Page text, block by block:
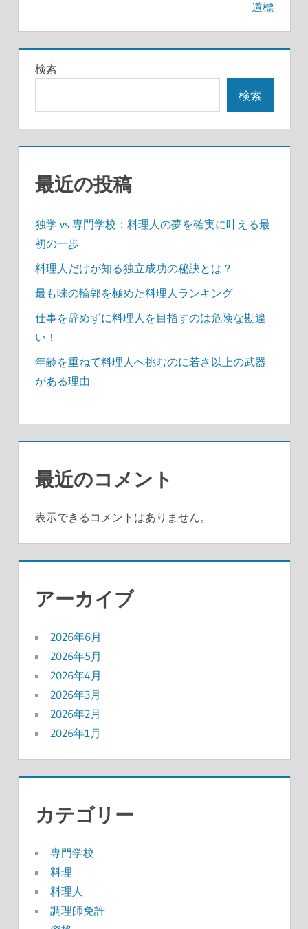
ゲ
ー
シ
ョ
ン
道標
検索
検索
最近の投稿
独学 vs 専門学校：料理人の夢を確実に叶える最
初の一歩
料理人だけが知る独立成功の秘訣とは？
最も味の輪郭を極めた料理人ランキング
仕事を辞めずに料理人を目指すのは危険な勘違
い！
年齢を重ねて料理人へ挑むのに若さ以上の武器
がある理由
最近のコメント
表示できるコメントはありません。
アーカイブ
2026年6月
2026年5月
2026年4月
2026年3月
2026年2月
2026年1月
カテゴリー
専門学校
料理
料理人
調理師免許